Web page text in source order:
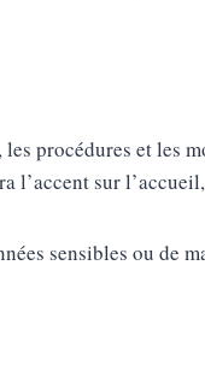
procédures et les
sur
sensibles ou de